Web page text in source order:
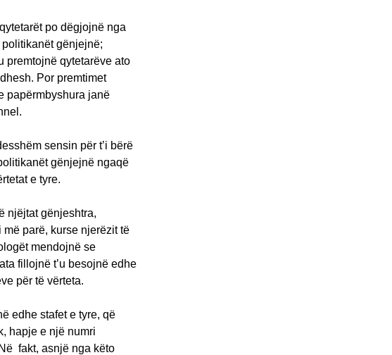
po dëgjojnë nga
gënjejnë;
premtojnë qytetarëve ato
Por premtimet
papërmbyshura janë
sensin për t’i bërë
gënjejnë ngaqë
e tyre.
njëjtat gënjeshtra,
parë, kurse njerëzit të
mendojnë se
fillojnë t’u besojnë edhe
për të vërteta.
edhe stafet e tyre, që
hapje e një numri
fakt, asnjë nga këto